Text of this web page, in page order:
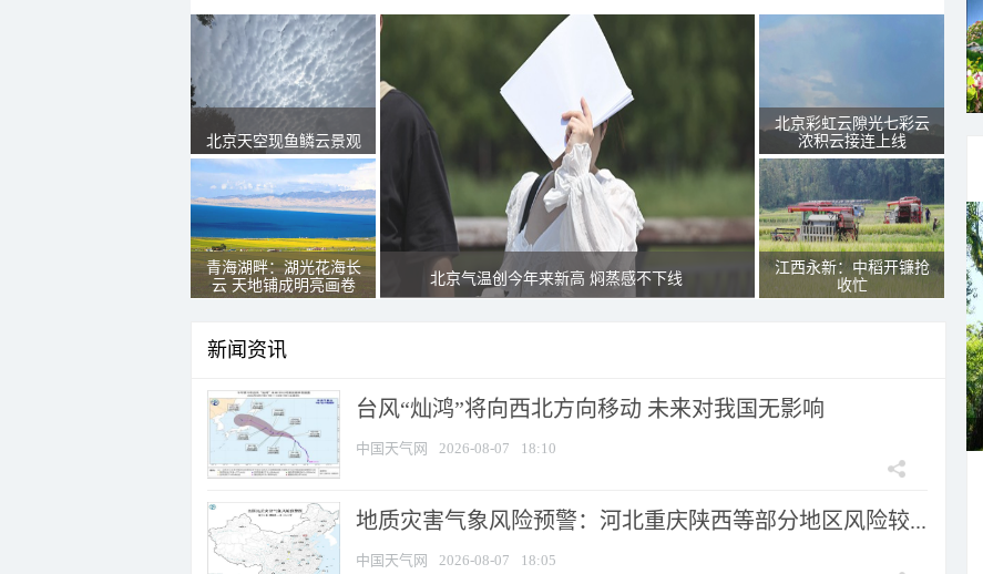
北京天空现鱼鳞云景观
青海湖畔：湖光花海长
云 天地铺成明亮画卷
北京气温创今年来新高 焖蒸感不下线
北京彩虹云隙光七彩云
浓积云接连上线
江西永新：中稻开镰抢
收忙
新闻资讯
台风“灿鸿”将向西北方向移动 未来对我国无影响
中国天气网 2026-08-07 18:10
地质灾害气象风险预警：河北重庆陕西等部分地区风险较...
中国天气网 2026-08-07 18:05